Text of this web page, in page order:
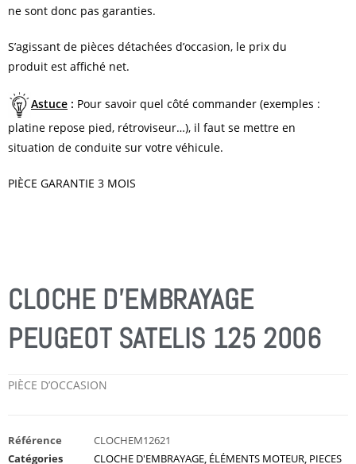
ne sont donc pas garanties.
S’agissant de pièces détachées d’occasion, le prix du
produit est affiché net.
Astuce : Pour savoir quel côté commander (exemples :
platine repose pied, rétroviseur…), il faut se mettre en
situation de conduite sur votre véhicule.
PIÈCE GARANTIE 3 MOIS
CLOCHE D’EMBRAYAGE
PEUGEOT SATELIS 125 2006
PIÈCE D’OCCASION
Référence
CLOCHEM12621
Catégories
CLOCHE D'EMBRAYAGE, ÉLÉMENTS MOTEUR, PIECES